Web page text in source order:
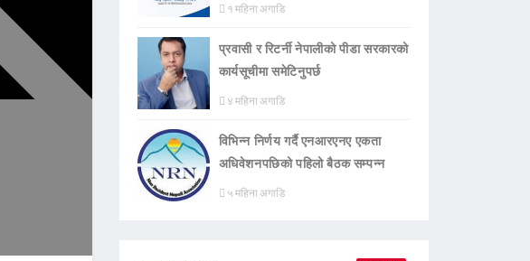
१ महिना अगाडि
प्रवासी र रिटर्नी नेपालीको पीडा सरकारको
कार्यसूचीमा समेटिनुपर्छ
४ महिना अगाडि
विभिन्न निर्णय गर्दै एनआरएनए एकता
अधिवेशनपछिको पहिलो बैठक सम्पन्न
५ महिना अगाडि